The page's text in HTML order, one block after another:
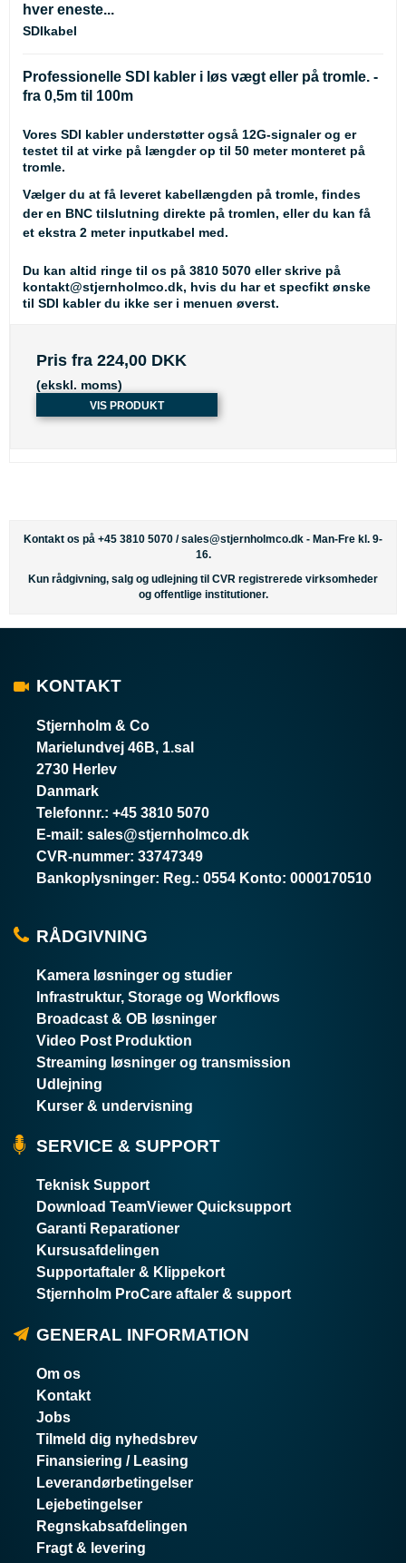
hver eneste...
SDIkabel
Professionelle SDI kabler i løs vægt eller på tromle. -
fra 0,5m til 100m
Vores SDI kabler understøtter også 12G-signaler og er
testet til at virke på længder op til 50 meter monteret på
tromle.
Vælger du at få leveret kabellængden på tromle, findes
der en BNC tilslutning direkte på tromlen, eller du kan få
et ekstra 2 meter inputkabel med.
Du kan altid ringe til os på 3810 5070 eller skrive på
kontakt@stjernholmco.dk, hvis du har et specfikt ønske
til SDI kabler du ikke ser i menuen øverst.
Pris fra 224,00 DKK
(ekskl. moms)
VIS PRODUKT
Kontakt os på +45 3810 5070 /sales@stjernholmco.dk - Man-Fre kl. 9-
16.
Kun rådgivning, salg og udlejning til CVR registrerede virksomheder
og offentlige institutioner.
KONTAKT
Stjernholm & Co
Marielundvej 46B, 1.sal
2730 Herlev
Danmark
Telefonnr.: +45 3810 5070
E-mail : sales@stjernholmco.dk
CVR-nummer: 33747349
Bankoplysninger: Reg.: 0554 Konto: 0000170510
RÅDGIVNING
Kamera løsninger og studier
Infrastruktur, Storage og Workflows
Broadcast & OB løsninger
Video Post Produktion
Streaming løsninger og transmission
Udlejning
Kurser & undervisning
SERVICE & SUPPORT
Teknisk Support
Download TeamViewer Quicksupport
Garanti Reparationer
Kursusafdelingen
Supportaftaler & Klippekort
Stjernholm ProCare aftaler & support
GENERAL INFORMATION
Om os
Kontakt
Jobs
Tilmeld dig nyhedsbrev
Finansiering / Leasing
Leverandørbetingelser
Lejebetingelser
Regnskabsafdelingen
Fragt & levering